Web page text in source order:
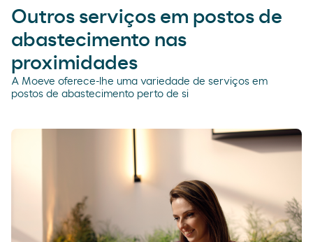
Outros serviços em postos de
abastecimento nas
proximidades
A Moeve oferece-lhe uma variedade de serviços em
postos de abastecimento perto de si